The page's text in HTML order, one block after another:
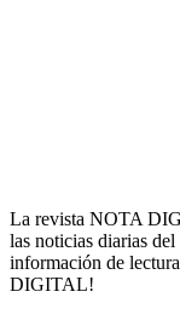
La revista NOTA
las noticias diarias
información de
DIGITAL!